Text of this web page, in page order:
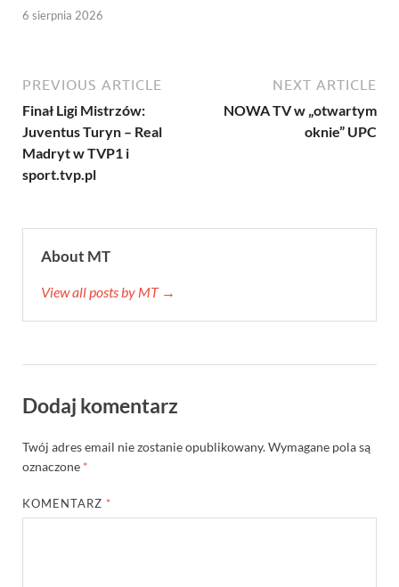
6 sierpnia 2026
PREVIOUS ARTICLE
Finał Ligi Mistrzów:
Juventus Turyn – Real
Madryt w TVP1 i
sport.tvp.pl
NEXT ARTICLE
NOWA TV w „otwartym
oknie” UPC
About MT
View all posts by MT →
Dodaj komentarz
Twój adres email nie zostanie opublikowany.Wymagane pola są
oznaczone *
KOMENTARZ *